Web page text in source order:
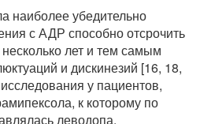
наиболее убедительно
с АДР способно отсрочить
лет и тем самым
и дискинезий [16, 18,
у пациентов,
к которому по
леводопа,